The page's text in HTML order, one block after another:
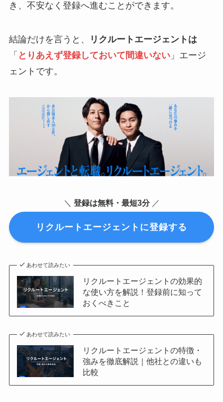
き、不安なく登録へ進むことができます。
結論だけを言うと、
リクルートエージェントは
「 とりあえず登録しておいて間違いない」エージ
ェントです。
＼ 登録は無料・最短3分 ／
リクルートエージェントに登録する
あわせて読みたい
リクルートエージェントの効果的
な使い方を解説！登録前に知って
おくべきこと
あわせて読みたい
リクルートエージェントの特徴・
強みを徹底解説｜他社との違いも
比較